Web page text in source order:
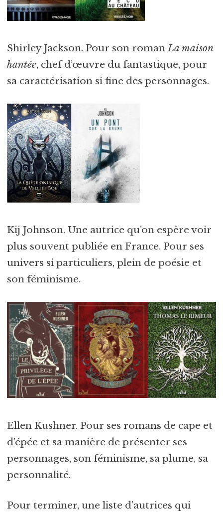
Shirley Jackson. Pour son romanLa maison
hantée, chef d’œuvre du fantastique, pour
sa caractérisation si fine des personnages.
Kij Johnson. Une autrice qu’on espère voir
plus souvent publiée en France. Pour ses
univers si particuliers, plein de poésie et
son féminisme.
Ellen Kushner. Pour ses romans de cape et
d’épée et sa manière de présenter ses
personnages, son féminisme, sa plume, sa
personnalité.
Pour terminer, une liste d’autrices qui